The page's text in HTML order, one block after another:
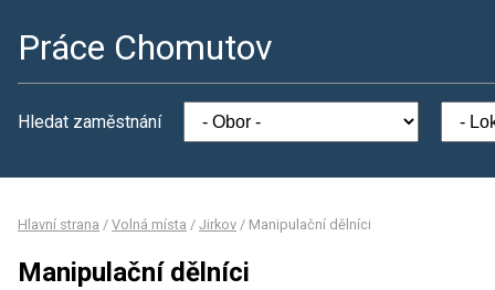
Práce Chomutov
Hledat zaměstnání
Hlavní strana / Volná místa / Jirkov / Manipulační dělníci
Manipulační dělníci